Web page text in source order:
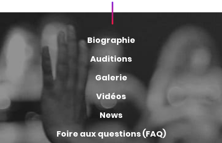
Biographie
Auditions
Galerie
Vidéos
News
Foire aux questions (FAQ)